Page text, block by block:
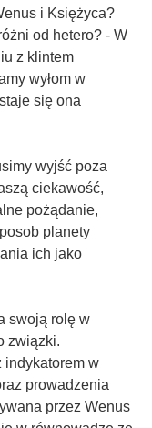
i Księżyca?
od hetero? - W
z klintem
wyłom w
się ona
wyjść poza
ciekawość,
pożądanie,
planety
ich jako
swoją rolę w
związki.
indykatorem w
prowadzenia
przez Wenus